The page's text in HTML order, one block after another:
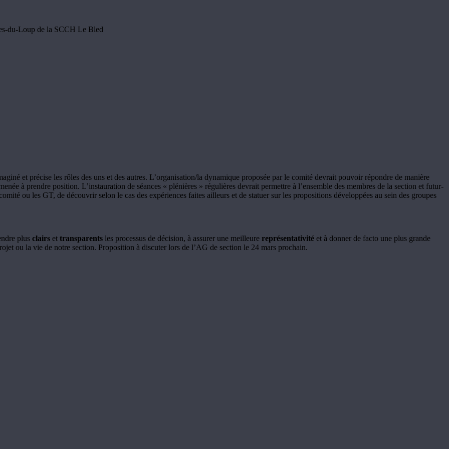
du-Loup de la SCCH Le Bled
et précise les rôles des uns et des autres. L’organisation/la dynamique proposée par le comité devrait pouvoir répondre de manière
à prendre position. L’instauration de séances « plénières » régulières devrait permettre à l’ensemble des membres de la section et futur-
ou les GT, de découvrir selon le cas des expériences faites ailleurs et de statuer sur les propositions développées au sein des groupes
plus clairs et transparents les processus de décision, à assurer une meilleure représentativité et à donner de facto une plus grande
ou la vie de notre section. Proposition à discuter lors de l’AG de section le 24 mars prochain.